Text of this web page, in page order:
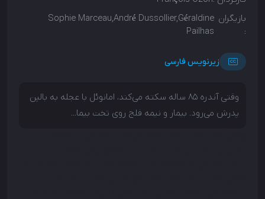
بازیگران
:
Sophie Marceau,André Dussollier,Géraldine
Pailhas
زیرنویس فارسی
وقتی آندره 85 ساله سکته می‌کند، امانوئل با عجله به بالین
پدرش می‌رود. بیمار و نیمه فلج روی تخت بیما...